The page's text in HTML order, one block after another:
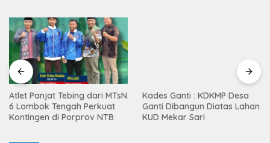
Atlet Panjat Tebing dari MTsN
6 Lombok Tengah Perkuat
Kontingen di Porprov NTB
Kades Ganti : KDKMP Desa
Ganti Dibangun Diatas Lahan
KUD Mekar Sari